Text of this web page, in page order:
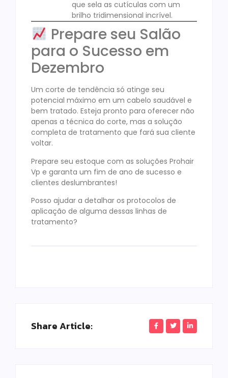
que sela as cutículas com um
brilho tridimensional incrível.
Prepare seu Salão
para o Sucesso em
Dezembro
Um corte de tendência só atinge seu
potencial máximo em um cabelo saudável e
bem tratado. Esteja pronto para oferecer não
apenas a técnica do corte, mas a solução
completa de tratamento que fará sua cliente
voltar.
Prepare seu estoque com as soluções Prohair
Vp e garanta um fim de ano de sucesso e
clientes deslumbrantes!
Posso ajudar a detalhar os protocolos de
aplicação de alguma dessas linhas de
tratamento?
Share Article: